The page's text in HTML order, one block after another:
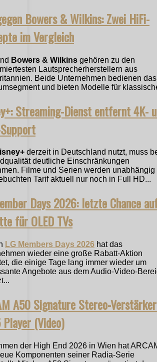
Bowers & Wilkins: Zwei HiFi-
im Vergleich
Bowers & Wilkins gehören zu den
Lautsprecherherstellern aus
Beide Unternehmen bedienen das
und bieten Modelle für
Streaming-Dienst entfernt 4K-
derzeit in Deutschland nutzt, muss
deutliche Einschränkungen
Filme und Serien werden unabhängig
Tarif aktuell nur noch in Full HD...
Days 2026: letzte Chance
für OLED TVs
LG Members Days 2026 hat das
wieder eine große Rabatt-Aktion
die einige Tage lang immer wieder um
Angebote aus dem Audio-Video-
A50 Signature Stereo-
Player (Video)
der High End 2026 in Wien hat
Komponenten seiner Radia-Serie